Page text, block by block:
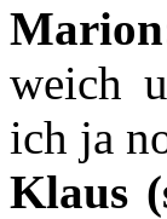
weich
ich ja
Klaus